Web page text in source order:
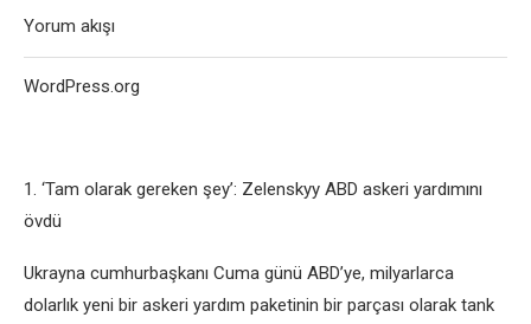
1. ‘Tam olarak gereken şey’: Zelenskyy ABD askeri yardımını
övdü
Ukrayna cumhurbaşkanı Cuma günü ABD’ye, milyarlarca
dolarlık yeni bir askeri yardım paketinin bir parçası olarak tank
Yorum akışı
WordPress.org